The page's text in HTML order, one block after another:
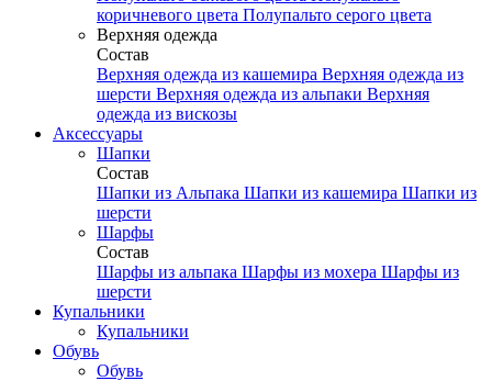
коричневого цвета Полупальто серого цвета
Верхняя одежда
Состав
Верхняя одежда из кашемира Верхняя одежда из
шерсти Верхняя одежда из альпаки Верхняя
одежда из вискозы
Аксесcуары
Шапки
Состав
Шапки из Альпака Шапки из кашемира Шапки из
шерсти
Шарфы
Состав
Шарфы из альпака Шарфы из мохера Шарфы из
шерсти
Купальники
Купальники
Обувь
Обувь